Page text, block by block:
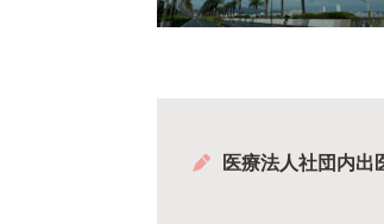
医療法人社団内出